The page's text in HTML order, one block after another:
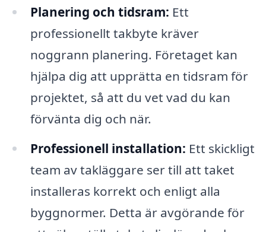
Planering och tidsram: Ett
professionellt takbyte kräver
noggrann planering. Företaget kan
hjälpa dig att upprätta en tidsram för
projektet, så att du vet vad du kan
förvänta dig och när.
Professionell installation: Ett skickligt
team av takläggare ser till att taket
installeras korrekt och enligt alla
byggnormer. Detta är avgörande för